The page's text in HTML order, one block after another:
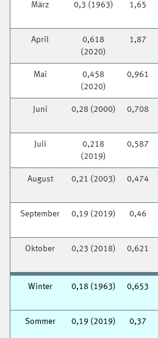
März 0,3 (1963) 1,65
April
0,618
(2020)
1,87
Mai
0,458
(2020)
0,961
Juni 0,28 (2000) 0,708
Juli
0,218
(2019)
0,587
August 0,21 (2003) 0,474
September 0,19 (2019) 0,46
Oktober 0,23 (2018) 0,621
Winter 0,18 (1963) 0,653
Sommer 0,19 (2019) 0,37